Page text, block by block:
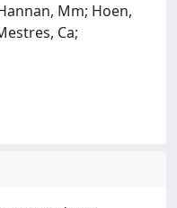
Mm; Hoen,
Ca;